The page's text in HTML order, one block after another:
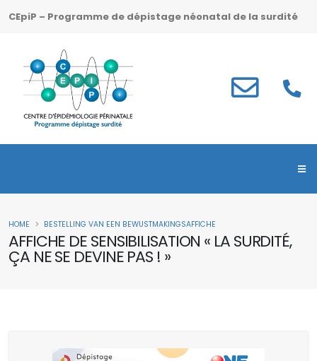
CEpiP – Programme de dépistage néonatal de la surdité
AFFICHE DE SENSIBILISATION « LA SURDITÉ,
ÇA NE SE DEVINE PAS ! »
HOME BESTELLING VAN EEN BEWUSTMAKINGSAFFICHE